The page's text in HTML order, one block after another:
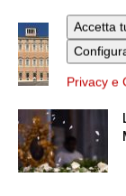
Accetta
Privacy e